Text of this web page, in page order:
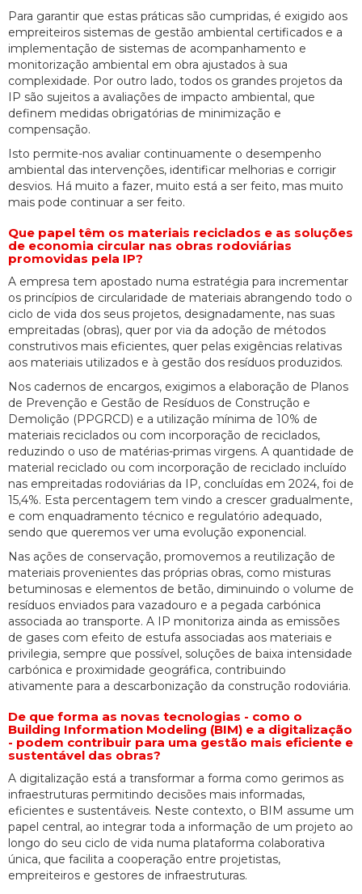
Para garantir que estas práticas são cumpridas, é exigido aos
empreiteiros sistemas de gestão ambiental certificados e a
implementação de sistemas de acompanhamento e
monitorização ambiental em obra ajustados à sua
complexidade. Por outro lado, todos os grandes projetos da
IP são sujeitos a avaliações de impacto ambiental, que
definem medidas obrigatórias de minimização e
compensação.
Isto permite-nos avaliar continuamente o desempenho
ambiental das intervenções, identificar melhorias e corrigir
desvios. Há muito a fazer, muito está a ser feito, mas muito
mais pode continuar a ser feito.
Que papel têm os materiais reciclados e as soluções
de economia circular nas obras rodoviárias
promovidas pela IP?
A empresa tem apostado numa estratégia para incrementar
os princípios de circularidade de materiais abrangendo todo o
ciclo de vida dos seus projetos, designadamente, nas suas
empreitadas (obras), quer por via da adoção de métodos
construtivos mais eficientes, quer pelas exigências relativas
aos materiais utilizados e à gestão dos resíduos produzidos.
Nos cadernos de encargos, exigimos a elaboração de Planos
de Prevenção e Gestão de Resíduos de Construção e
Demolição (PPGRCD) e a utilização mínima de 10% de
materiais reciclados ou com incorporação de reciclados,
reduzindo o uso de matérias-primas virgens. A quantidade de
material reciclado ou com incorporação de reciclado incluído
nas empreitadas rodoviárias da IP, concluídas em 2024, foi de
15,4%. Esta percentagem tem vindo a crescer gradualmente,
e com enquadramento técnico e regulatório adequado,
sendo que queremos ver uma evolução exponencial.
Nas ações de conservação, promovemos a reutilização de
materiais provenientes das próprias obras, como misturas
betuminosas e elementos de betão, diminuindo o volume de
resíduos enviados para vazadouro e a pegada carbónica
associada ao transporte. A IP monitoriza ainda as emissões
de gases com efeito de estufa associadas aos materiais e
privilegia, sempre que possível, soluções de baixa intensidade
carbónica e proximidade geográfica, contribuindo
ativamente para a descarbonização da construção rodoviária.
De que forma as novas tecnologias - como o
Building Information Modeling (BIM) e a digitalização
- podem contribuir para uma gestão mais eficiente e
sustentável das obras?
A digitalização está a transformar a forma como gerimos as
infraestruturas permitindo decisões mais informadas,
eficientes e sustentáveis. Neste contexto, o BIM assume um
papel central, ao integrar toda a informação de um projeto ao
longo do seu ciclo de vida numa plataforma colaborativa
única, que facilita a cooperação entre projetistas,
empreiteiros e gestores de infraestruturas.